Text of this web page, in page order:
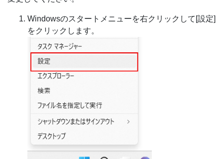
Windowsのスタートメニューを右クリックして[設定]
をクリックします。